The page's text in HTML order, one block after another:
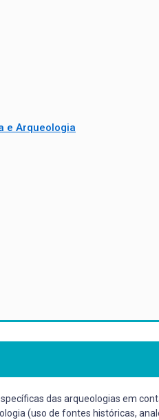
e Arqueologia
das arqueologias em
(uso de fontes históricas,